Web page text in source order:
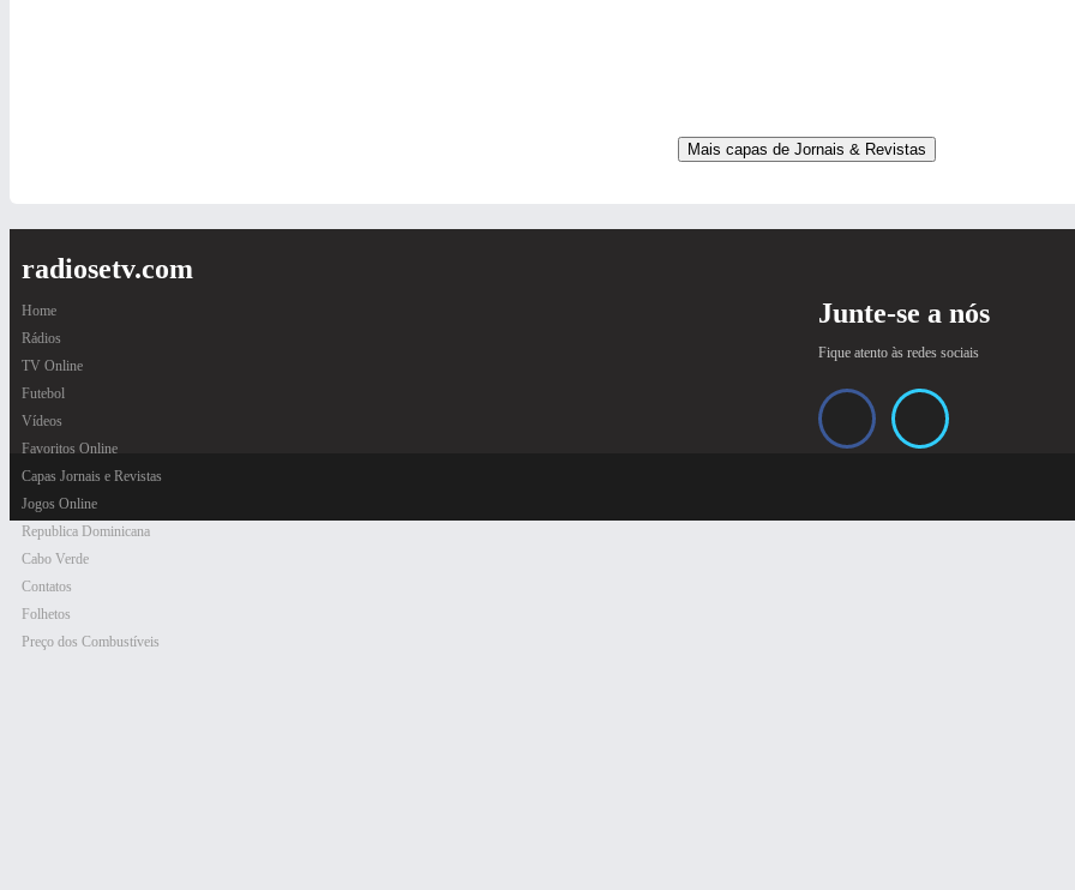
Mais capas de Jornais & Revistas
radiosetv.com
Home
Rádios
TV Online
Futebol
Vídeos
Favoritos Online
Capas Jornais e Revistas
Jogos Online
Republica Dominicana
Cabo Verde
Contatos
Folhetos
Preço dos Combustíveis
Junte-se a nós
Fique atento às redes sociais